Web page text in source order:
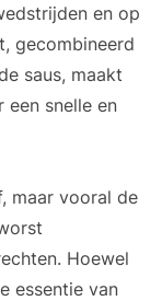
en op
gecombineerd
saus, maakt
een snelle en
maar vooral de
Hoewel
essentie van